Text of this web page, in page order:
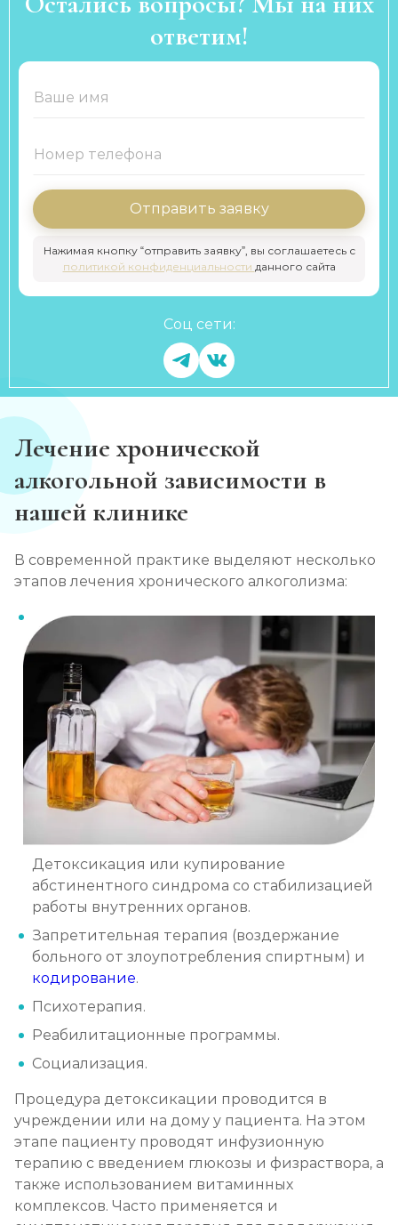
ответим!
Отправить заявку
Нажимая кнопку “отправить заявку”, вы соглашаетесь с
политикой конфиденциальности данного сайта
Соц сети:
Лечение хронической
алкогольной зависимости в
нашей клинике
В современной практике выделяют несколько
этапов лечения хронического алкоголизма:
Детоксикация или купирование
абстинентного синдрома со стабилизацией
работы внутренних органов.
Запретительная терапия (воздержание
больного от злоупотребления спиртным) и
кодирование.
Психотерапия.
Реабилитационные программы.
Социализация.
Процедура детоксикации проводится в
учреждении или на дому у пациента. На этом
этапе пациенту проводят инфузионную
терапию с введением глюкозы и физраствора, а
также использованием витаминных
комплексов. Часто применяется и